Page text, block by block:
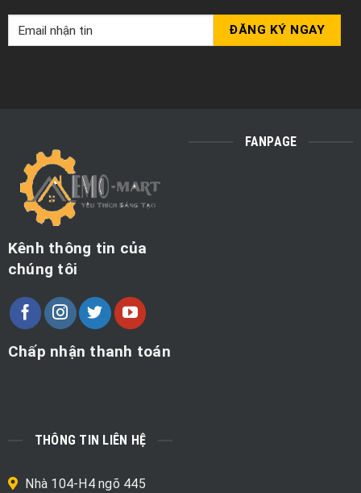
Kênh thông tin của
chúng tôi
Chấp nhận thanh toán
FANPAGE
THÔNG TIN LIÊN HỆ
Nhà 104-H4 ngõ 445